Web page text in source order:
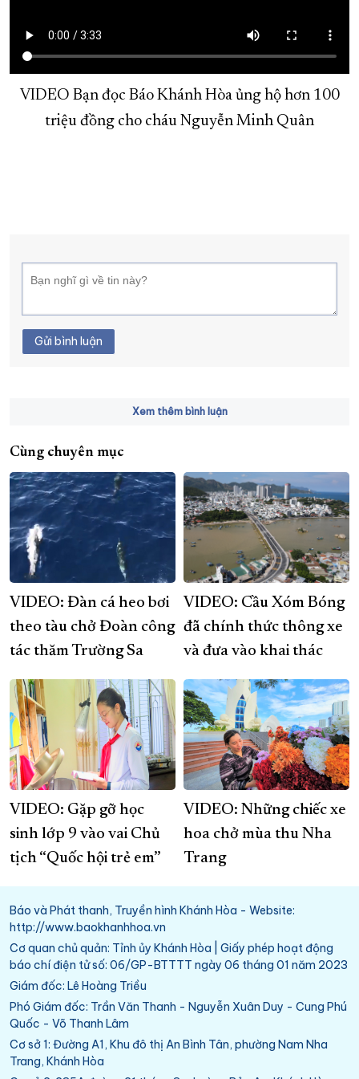
ĐẠI HỘI ĐẢNG CÁC CẤP TRANG CHỦ VỀ BÁO KHÁNH HÒA
VIDEO Bạn đọc Báo Khánh Hòa ủng hộ hơn 100
triệu đồng cho cháu Nguyễn Minh Quân
Gửi bình luận
Xem thêm bình luận
Cùng chuyên mục
VIDEO: Đàn cá heo bơi
theo tàu chở Đoàn công
tác thăm Trường Sa
VIDEO: Cầu Xóm Bóng
đã chính thức thông xe
và đưa vào khai thác
VIDEO: Gặp gỡ học
sinh lớp 9 vào vai Chủ
tịch “Quốc hội trẻ em”
VIDEO: Những chiếc xe
hoa chở mùa thu Nha
Trang
Báo và Phát thanh, Truyền hình Khánh Hòa - Website:
http://www.baokhanhhoa.vn
Cơ quan chủ quản: Tỉnh ủy Khánh Hòa | Giấy phép hoạt động
báo chí điện tử số: 06/GP-BTTTT ngày 06 tháng 01 năm 2023
Giám đốc: Lê Hoàng Triều
Phó Giám đốc: Trần Văn Thanh - Nguyễn Xuân Duy - Cung Phú
Quốc - Võ Thanh Lâm
Cơ sở 1: Đường A1, Khu đô thị An Bình Tân, phường Nam Nha
Trang, Khánh Hòa